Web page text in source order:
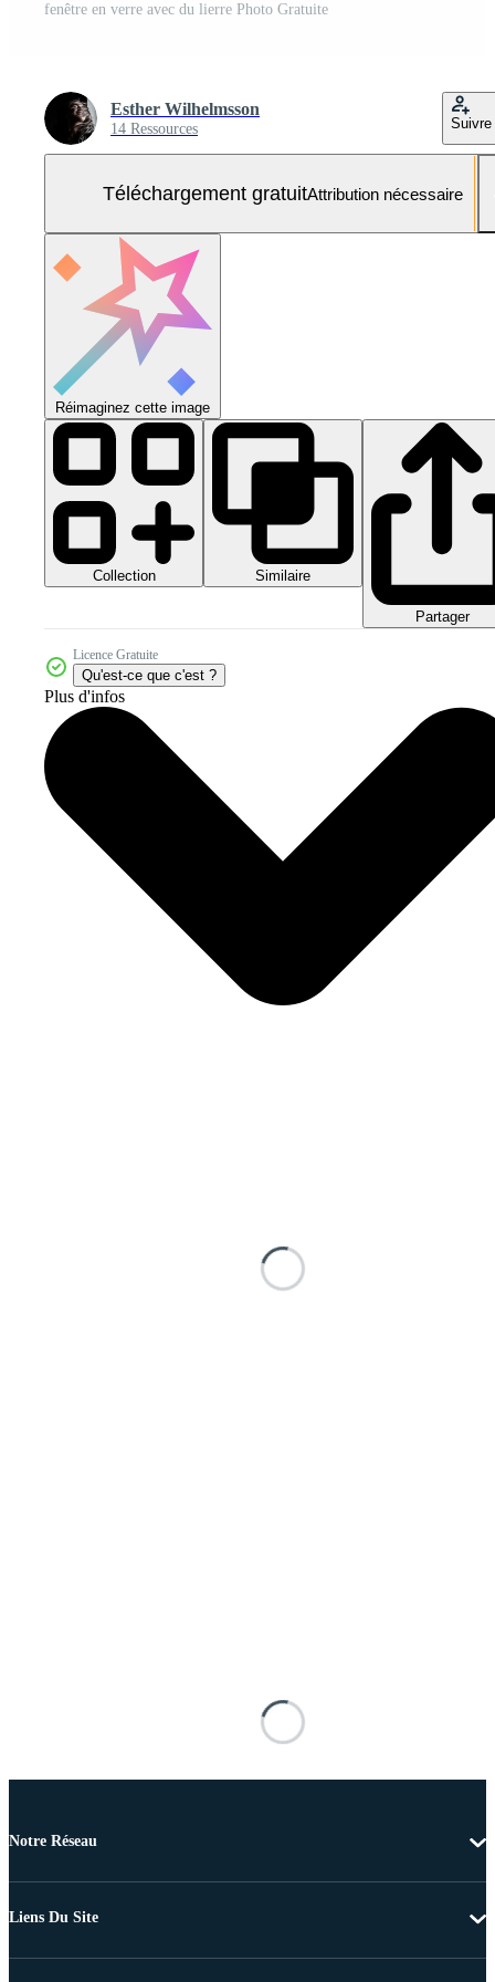
fenêtre en verre avec du lierre Photo Gratuite
Esther Wilhelmsson
14 Ressources Suivre
Téléchargement gratuitAttribution nécessaire
Réimaginez cette image
Collection Similaire
Partager
Licence Gratuite
Qu'est-ce que c'est ?
Plus d'infos
Notre Réseau
Liens Du Site